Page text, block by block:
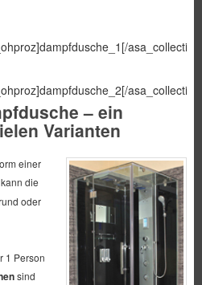
– ein
Varianten
einer
die
oder
1 Person
sind